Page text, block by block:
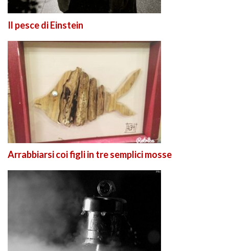
Il pesce di Einstein
Arrabbiarsi coi figli in tre semplici mosse